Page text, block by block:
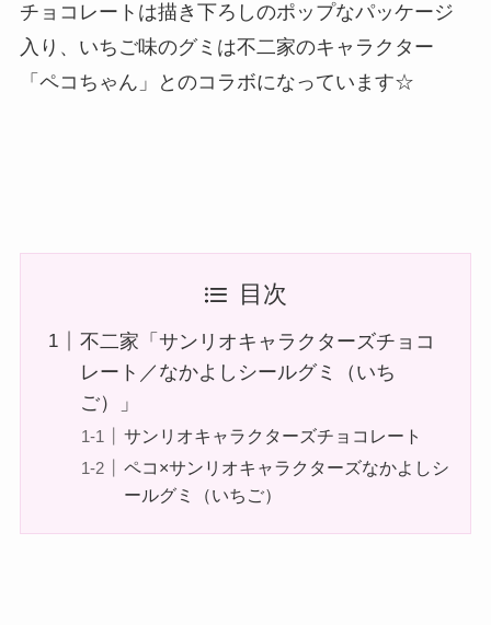
チョコレートは描き下ろしのポップなパッケージ
入り、いちご味のグミは不二家のキャラクター
「ペコちゃん」とのコラボになっています☆
目次
不二家「サンリオキャラクターズチョコ
レート／なかよしシールグミ（いち
ご）」
サンリオキャラクターズチョコレート
ペコ×サンリオキャラクターズなかよしシ
ールグミ（いちご）